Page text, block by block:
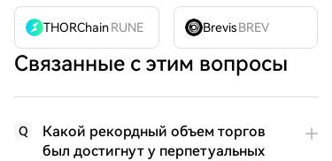
THORChainRUNE Brevis BREV
Связанные с этим вопросы
Q
Какой рекордный объем торгов
был достигнут у перпетуальных